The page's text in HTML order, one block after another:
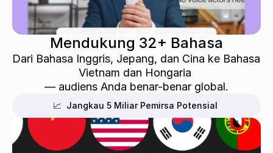
Mendukung 32+ Bahasa
Dari Bahasa Inggris, Jepang, dan Cina ke Bahasa
Vietnam dan Hongaria
— audiens Anda benar-benar global.
📈  Jangkau 5 Miliar Pemirsa Potensial